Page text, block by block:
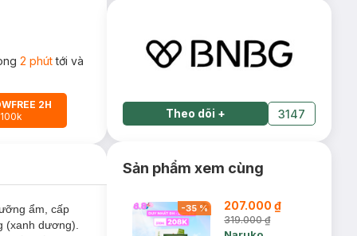
2 phúttới và
2H
ẩm, cấp
(xanh dương).
Theo dõi + 3147
Sản phẩm xem cùng
-35% 207.000 ₫
319.000 ₫